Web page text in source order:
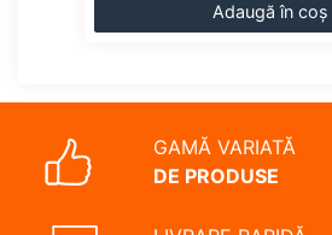
Adaugă în coș
GAMĂ VARIATĂ
DE PRODUSE